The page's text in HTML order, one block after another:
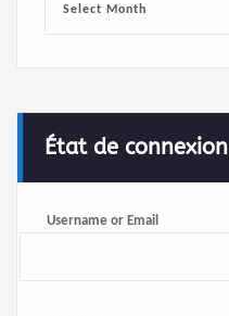
État de connexion
Username or Email